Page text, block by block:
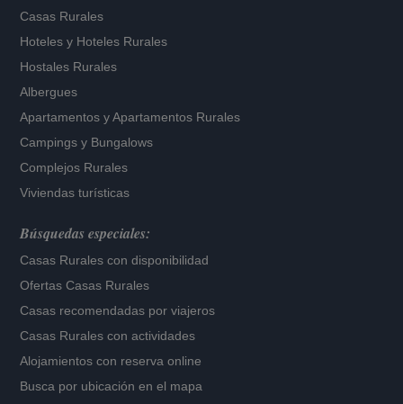
Casas Rurales
Hoteles y Hoteles Rurales
Hostales Rurales
Albergues
Apartamentos yApartamentos Rurales
Campings y Bungalows
Complejos Rurales
Viviendas turísticas
Búsquedas especiales:
Casas Rurales con disponibilidad
Ofertas Casas Rurales
Casas recomendadas por viajeros
Casas Rurales con actividades
Alojamientos con reserva online
Busca por ubicación en el mapa